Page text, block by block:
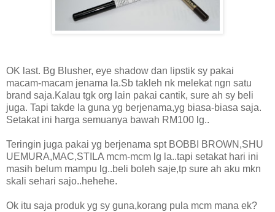
OK last. Bg Blusher, eye shadow dan lipstik sy pakai
macam-macam jenama la.Sb takleh nk melekat ngn satu
brand saja.Kalau tgk org lain pakai cantik, sure ah sy beli
juga. Tapi takde la guna yg berjenama,yg biasa-biasa saja.
Setakat ini harga semuanya bawah RM100 lg..
Teringin juga pakai yg berjenama spt BOBBI BROWN,SHU
UEMURA,MAC,STILA mcm-mcm lg la..tapi setakat hari ini
masih belum mampu lg..beli boleh saje,tp sure ah aku mkn
skali sehari sajo..hehehe.
Ok itu saja produk yg sy guna,korang pula mcm mana ek?